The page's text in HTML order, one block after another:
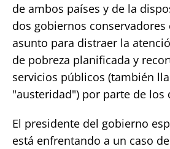
de ambos países y de la
dos gobiernos
asunto para distraer la
de pobreza planificada y
servicios públicos (también
"austeridad") por parte de los
El presidente del gobierno
está enfrentando a un caso